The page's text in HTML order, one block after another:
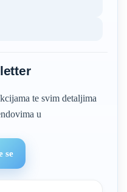
te svim detaljima
u
se